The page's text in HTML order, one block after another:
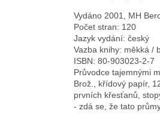
Vydáno 2001, MH
Počet stran: 120
Jazyk vydání: český
Vazba knihy: měkká /
ISBN: 80-903023-2-7
Průvodce tajemnými
Brož., křídový papír,
prvních křesťanů,
- zdá se, že tato